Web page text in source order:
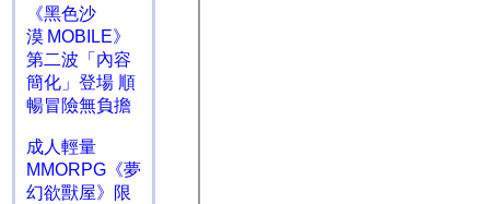
《黑色沙
漠 MOBILE》
第二波「內容
簡化」登場 順
暢冒險無負擔
成人輕量
MMORPG《夢
幻欲獸屋》限